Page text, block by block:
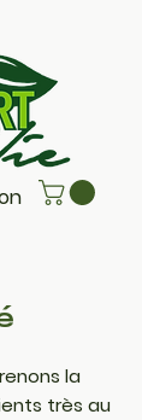
la
très au